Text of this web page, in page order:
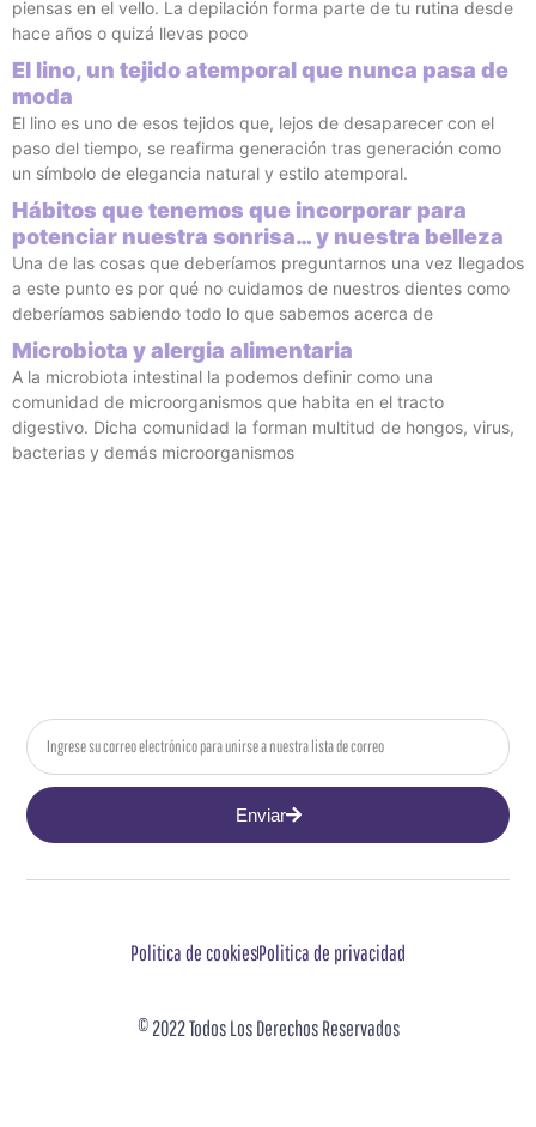
piensas en el vello. La depilación forma parte de tu rutina desde
hace años o quizá llevas poco
El lino, un tejido atemporal que nunca pasa de
moda
El lino es uno de esos tejidos que, lejos de desaparecer con el
paso del tiempo, se reafirma generación tras generación como
un símbolo de elegancia natural y estilo atemporal.
Hábitos que tenemos que incorporar para
potenciar nuestra sonrisa… y nuestra belleza
Una de las cosas que deberíamos preguntarnos una vez llegados
a este punto es por qué no cuidamos de nuestros dientes como
deberíamos sabiendo todo lo que sabemos acerca de
Microbiota y alergia alimentaria
A la microbiota intestinal la podemos definir como una
comunidad de microorganismos que habita en el tracto
digestivo. Dicha comunidad la forman multitud de hongos, virus,
bacterias y demás microorganismos
Email
Enviar
Politica de cookiesPolitica de privacidad
© 2022 Todos Los Derechos Reservados